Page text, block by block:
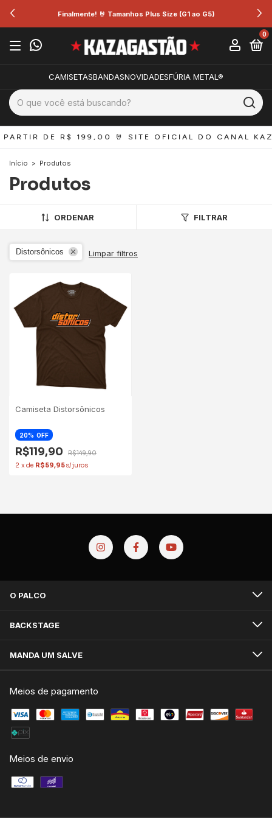
Finalmente! 🤘 Tamanhos Plus Size (G1 ao G5)
0
CAMISETASBANDASNOVIDADESFÚRIA METAL®
DE R$ 199,00 🤘 SITE OFICIAL DO CANAL
Início > Produtos
Produtos
ORDENAR FILTRAR
Distorsônicos Limpar filtros
Camiseta Distorsônicos
20 OFF
R$119,90
R$149,90
2 x de R$59,95
O PALCO
BACKSTAGE
MANDA UM SALVE
Meios de pagamento
Meios de envio